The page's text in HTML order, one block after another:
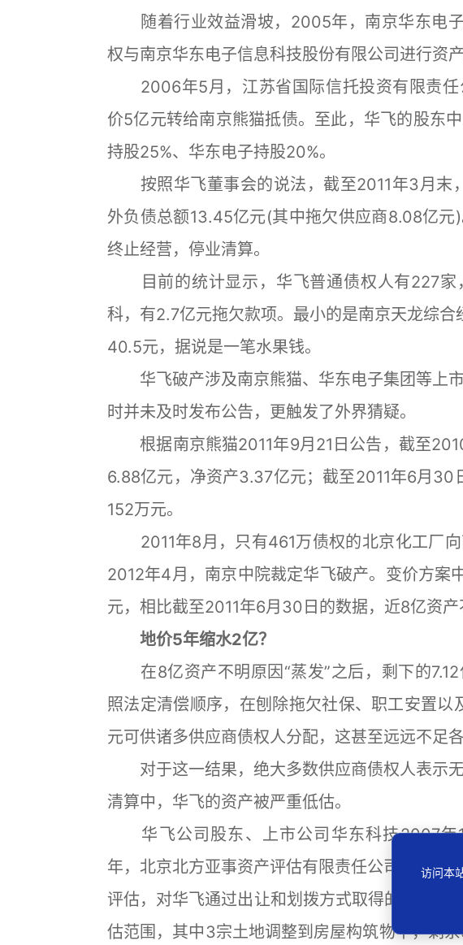
随着行业效益滑坡，2005年，南京华东电子
权与南京华东电子信息科技股份有限公司进行资产
2006年5月，江苏省国际信托投资有限责任
价5亿元转给南京熊猫抵债。至此，华飞的股东
持股25%、华东电子持股20%。
按照华飞董事会的说法，截至2011年3月末
外负债总额13.45亿元(其中拖欠供应商8.08亿元
终止经营，停业清算。
目前的统计显示，华飞普通债权人有227家
科，有2.7亿元拖欠款项。最小的是南京天龙综
40.5元，据说是一笔水果钱。
华飞破产涉及南京熊猫、华东电子集团等上
时并未及时发布公告，更触发了外界猜疑。
根据南京熊猫2011年9月21日公告，截至
6.88亿元，净资产3.37亿元；截至2011年6月30
152万元。
2011年8月，只有461万债权的北京化工厂向
2012年4月，南京中院裁定华飞破产。变价方案
元，相比截至2011年6月30日的数据，近8亿资产
地价5年缩水2亿？
在8亿资产不明原因“蒸发”之后，剩下的7.12
照法定清偿顺序，在刨除拖欠社保、职工安置以
元可供诸多供应商债权人分配，这甚至远远不足
对于这一结果，绝大多数供应商债权人表示
清算中，华飞的资产被严重低估。
华飞公司股东、上市公司华东科技2007年
年，北京北方亚事资产评估有限责任公司曾受委
评估，对华飞通过出让和划拨方式取得的共9 宗
估范围，其中3宗土地调整到房屋构筑物中，剩
访问本